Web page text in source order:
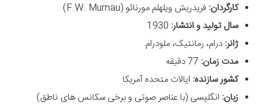
کارگردان: فریدریش ویلهلم مورنائو (F.W. Murnau)
سال تولید و انتشار:
ژانر: درام، رمانتیک، ملودرام
مدت زمان:
کشور سازنده: ایالات متحده آمریکا
زبان: انگلیسی (با عناصر صوتی و برخی سکانس های ناطق)